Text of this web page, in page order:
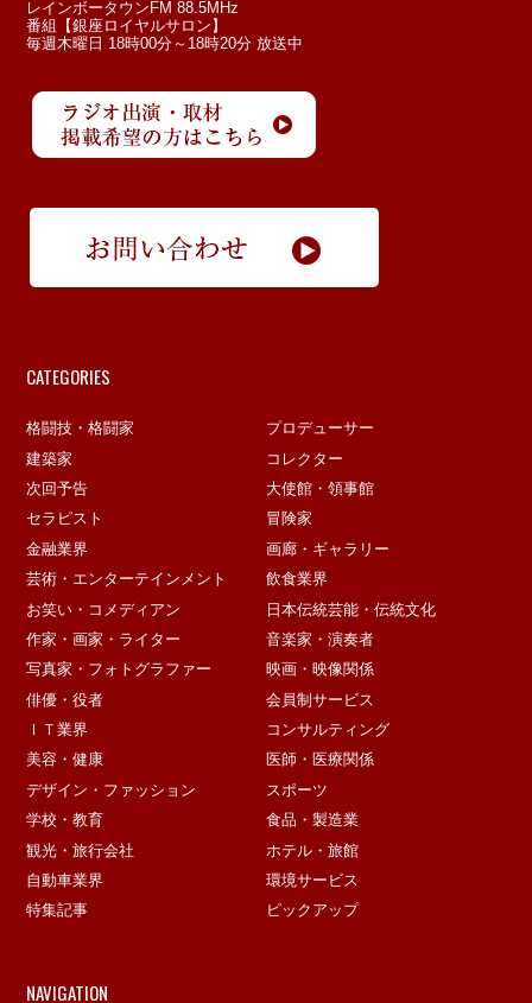
レインボータウンFM 88.5MHz
番組【銀座ロイヤルサロン】
毎週木曜日 18時00分～18時20分 放送中
CATEGORIES
格闘技・格闘家
プロデューサー
建築家
コレクター
次回予告
大使館・領事館
セラピスト
冒険家
金融業界
画廊・ギャラリー
芸術・エンターテインメント
飲食業界
お笑い・コメディアン
日本伝統芸能・伝統文化
作家・画家・ライター
音楽家・演奏者
写真家・フォトグラファー
映画・映像関係
俳優・役者
会員制サービス
ＩＴ業界
コンサルティング
美容・健康
医師・医療関係
デザイン・ファッション
スポーツ
学校・教育
食品・製造業
観光・旅行会社
ホテル・旅館
自動車業界
環境サービス
特集記事
ピックアップ
NAVIGATION